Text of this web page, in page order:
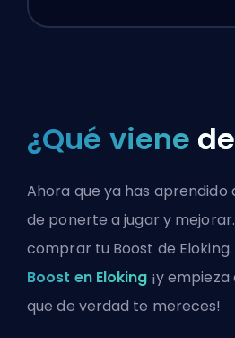
¿Qué viene
Ahora que ya has aprendido
de ponerte a jugar y
comprar tu Boost de Eloking.
Boost en Eloking ¡y
que de verdad te mereces!